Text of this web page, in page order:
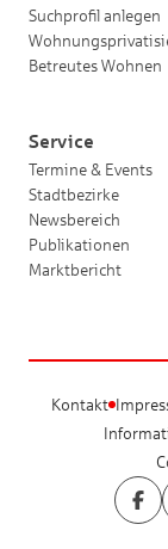
Suchprofil anlegen
Betreutes Wohnen
Service
Termine & Events
Stadtbezirke
Newsbereich
Publikationen
Marktbericht
Kontakt